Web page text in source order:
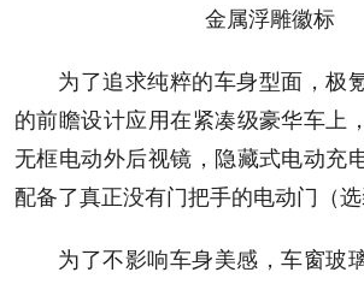
金属浮雕徽标
为了追求纯粹的车身型面，极
的前瞻设计应用在紧凑级豪华车上
无框电动外后视镜，隐藏式电动充
配备了真正没有门把手的电动门（选
为了不影响车身美感，车窗玻